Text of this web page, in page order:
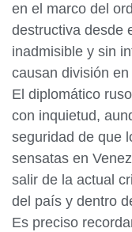
en el marco del
destructiva desde
inadmisible y sin
causan división en
El diplomático
con inquietud,
seguridad de que
sensatas en
salir de la actual
del país y dentro
Es preciso